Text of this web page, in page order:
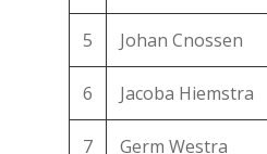
5 Johan Cnossen
6 Jacoba Hiemstra
7 Germ Westra